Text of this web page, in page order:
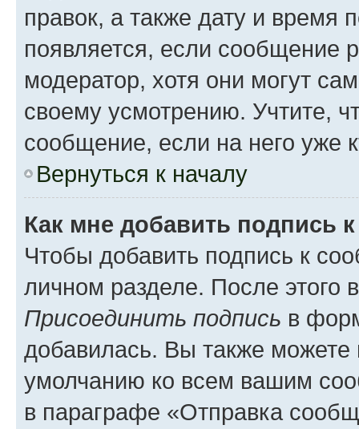
правок, а также дату и время
появляется, если сообщение
модератор, хотя они могут
своему усмотрению. Учтите,
сообщение, если на него уже
Вернуться к началу
Как мне добавить подпись
Чтобы добавить подпись к
личном разделе. После этого
Присоединить подпись в
добавилась. Вы также можете
умолчанию ко всем вашим
в параграфе «Отправка